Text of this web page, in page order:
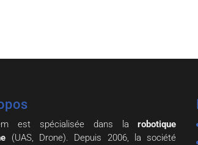
est spécialisée dans larobotique
(UAS, Drone). Depuis 2006, la société